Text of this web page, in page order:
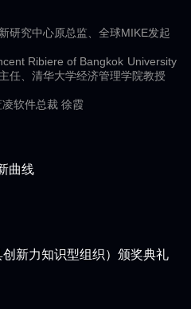
研究中心原总监、全球MIKE发起
Ribiere of Bangkok University
任、清华大学经济管理学院教授
软件总裁 徐霞
曲线
新力知识型组织）颁奖典礼